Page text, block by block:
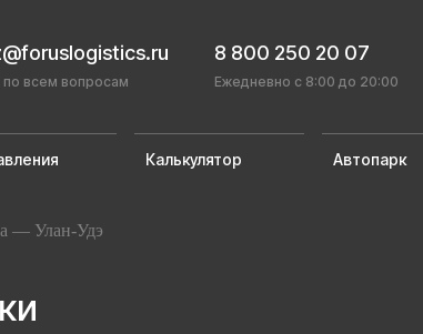
всем вопросам
8 800 250 20 07
Ежедневно с 8:00 до 20:00
Калькулятор Автопарк
— Улан-Удэ